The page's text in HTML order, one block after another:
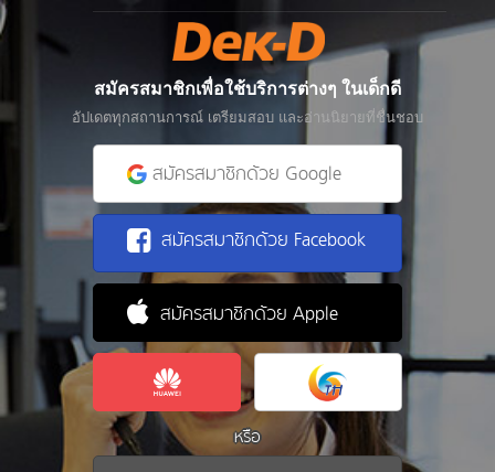
สมัครสมาชิกเพื่อใช้บริการต่างๆ ในเด็กดี
อัปเดตทุกสถานการณ์ เตรียมสอบ และอ่านนิยายที่ชื่นชอบ
สมัครสมาชิกด้วย Google
สมัครสมาชิกด้วย Facebook
สมัครสมาชิกด้วย Apple
หรือ